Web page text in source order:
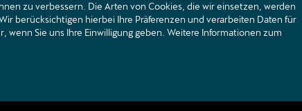
zu verbessern. Die Arten von Cookies, die wir einsetzen, werden
berücksichtigen hierbei Ihre Präferenzen und verarbeiten Daten für
wenn Sie uns Ihre Einwilligung geben. Weitere Informationen zum